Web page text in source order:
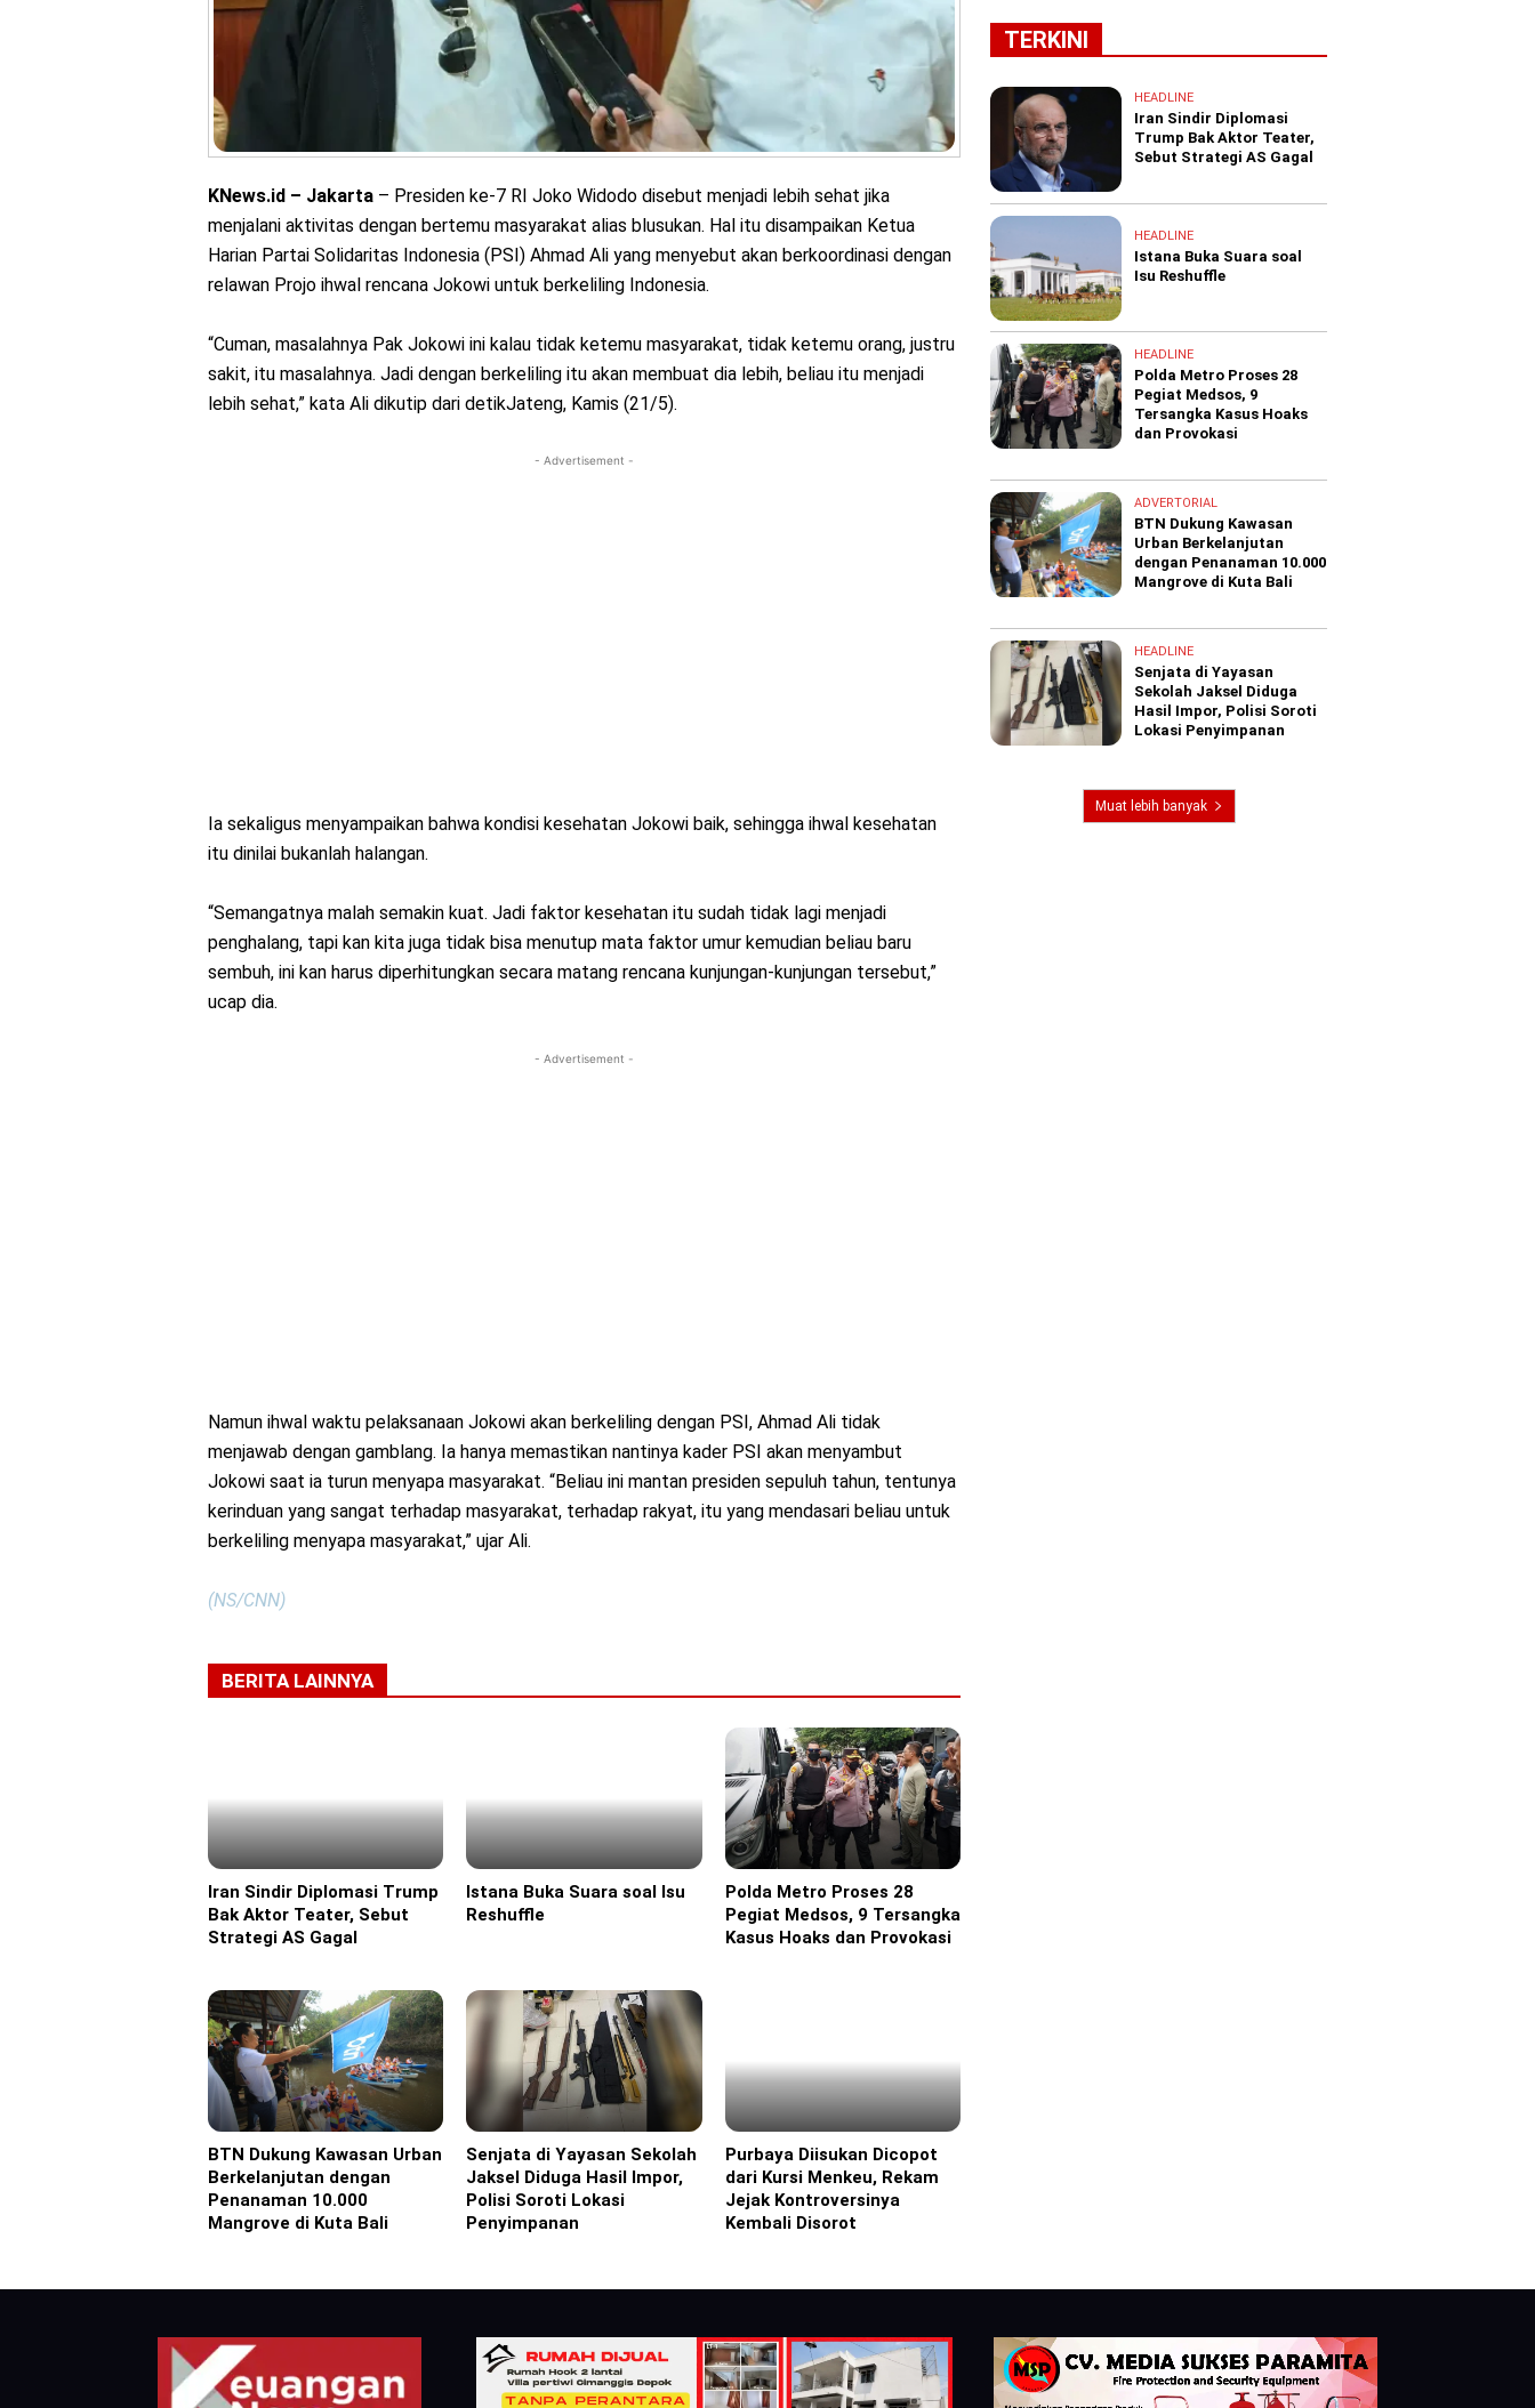
KNews.id – Jakarta – Presiden ke-7 RI Joko Widodo disebut menjadi lebih sehat jika
menjalani aktivitas dengan bertemu masyarakat alias blusukan. Hal itu disampaikan Ketua
Harian Partai Solidaritas Indonesia (PSI) Ahmad Ali yang menyebut akan berkoordinasi dengan
relawan Projo ihwal rencana Jokowi untuk berkeliling Indonesia.
“Cuman, masalahnya Pak Jokowi ini kalau tidak ketemu masyarakat, tidak ketemu orang, justru
sakit, itu masalahnya. Jadi dengan berkeliling itu akan membuat dia lebih, beliau itu menjadi
lebih sehat,” kata Ali dikutip dari detikJateng, Kamis (21/5).
- Advertisement -
Ia sekaligus menyampaikan bahwa kondisi kesehatan Jokowi baik, sehingga ihwal kesehatan
itu dinilai bukanlah halangan.
“Semangatnya malah semakin kuat. Jadi faktor kesehatan itu sudah tidak lagi menjadi
penghalang, tapi kan kita juga tidak bisa menutup mata faktor umur kemudian beliau baru
sembuh, ini kan harus diperhitungkan secara matang rencana kunjungan-kunjungan tersebut,”
ucap dia.
- Advertisement -
Namun ihwal waktu pelaksanaan Jokowi akan berkeliling dengan PSI, Ahmad Ali tidak
menjawab dengan gamblang. Ia hanya memastikan nantinya kader PSI akan menyambut
Jokowi saat ia turun menyapa masyarakat. “Beliau ini mantan presiden sepuluh tahun, tentunya
kerinduan yang sangat terhadap masyarakat, terhadap rakyat, itu yang mendasari beliau untuk
berkeliling menyapa masyarakat,” ujar Ali.
(NS/CNN)
BERITA LAINNYA
Headline
Iran Sindir Diplomasi Trump
Bak Aktor Teater, Sebut
Strategi AS Gagal
Headline
Istana Buka Suara soal Isu
Reshuffle
Headline
Polda Metro Proses 28
Pegiat Medsos, 9 Tersangka
Kasus Hoaks dan Provokasi
Advertorial
BTN Dukung Kawasan Urban
Berkelanjutan dengan
Penanaman 10.000
Mangrove di Kuta Bali
Headline
Senjata di Yayasan Sekolah
Jaksel Diduga Hasil Impor,
Polisi Soroti Lokasi
Penyimpanan
Headline
Purbaya Diisukan Dicopot
dari Kursi Menkeu, Rekam
Jejak Kontroversinya
Kembali Disorot
TERKINI
HEADLINE
Iran Sindir Diplomasi
Trump Bak Aktor Teater,
Sebut Strategi AS Gagal
HEADLINE
Istana Buka Suara soal
Isu Reshuffle
HEADLINE
Polda Metro Proses 28
Pegiat Medsos, 9
Tersangka Kasus Hoaks
dan Provokasi
ADVERTORIAL
BTN Dukung Kawasan
Urban Berkelanjutan
dengan Penanaman 10.000
Mangrove di Kuta Bali
HEADLINE
Senjata di Yayasan
Sekolah Jaksel Diduga
Hasil Impor, Polisi Soroti
Lokasi Penyimpanan
Muat lebih banyak